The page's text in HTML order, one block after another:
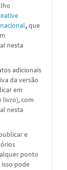
,que
nesta
adicionais
da versão
em
livro), com
nesta
e
ponto
pode